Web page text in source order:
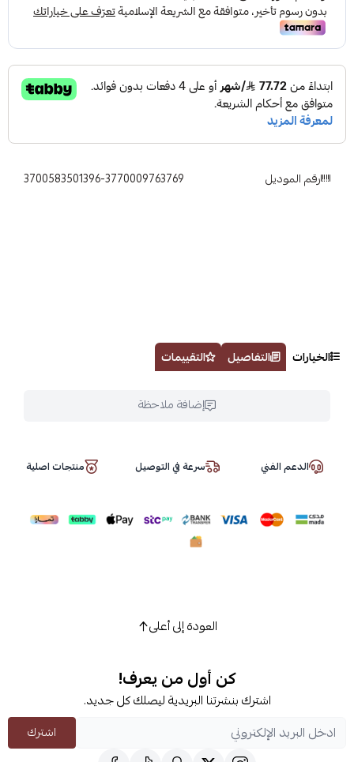
رقم الموديل 3700583501396-3770009763769
الخيارات التفاصيل التقييمات
إضافة ملاحظة
الدعم الفني سرعة في التوصيل منتجات اصلية
العودة إلى أعلى
كن أول من يعرف!
اشترك بنشرتنا البريدية ليصلك كل جديد.
اشترك